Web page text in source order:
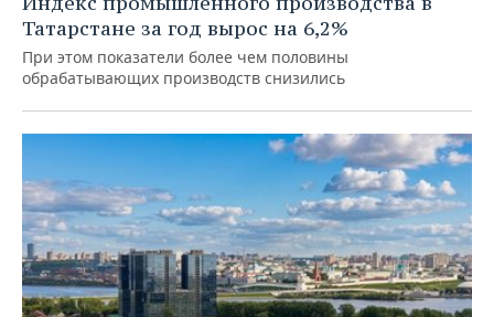
Татарстане за год вырос на 6,2%
При этом показатели более чем половины
обрабатывающих производств снизились